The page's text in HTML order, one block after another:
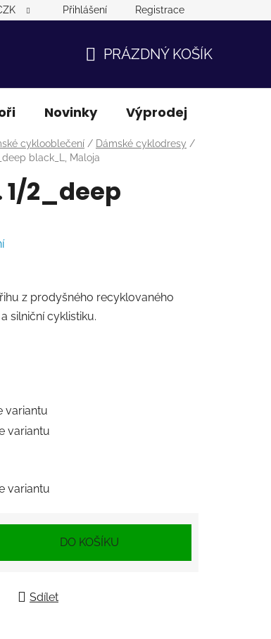
Přihlášení Registrace
KOŠÍK
PRÁZDNÝ KOŠÍK
Novinky Výprodej
cyklooblečení / Dámské cyklodresy /
black_L, Maloja
2_deep
z prodyšného recyklovaného
silniční cyklistiku.
variantu
variantu
variantu
DO KOŠÍKU
Sdílet